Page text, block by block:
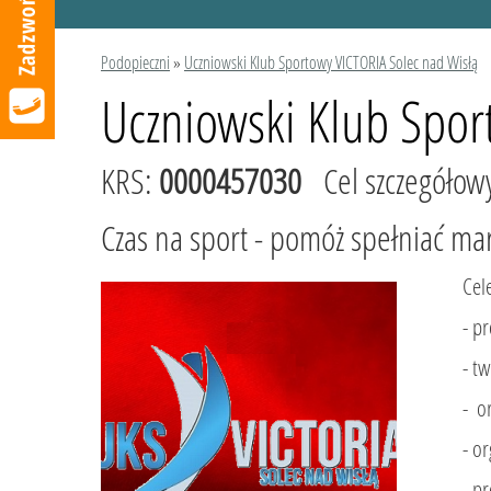
Podopieczni» Uczniowski Klub Sportowy VICTORIA Solec nad Wisłą
Uczniowski Klub
KRS: 0000457030 Cel
Czas na sport - pomóż spełniać
-
-
-
-